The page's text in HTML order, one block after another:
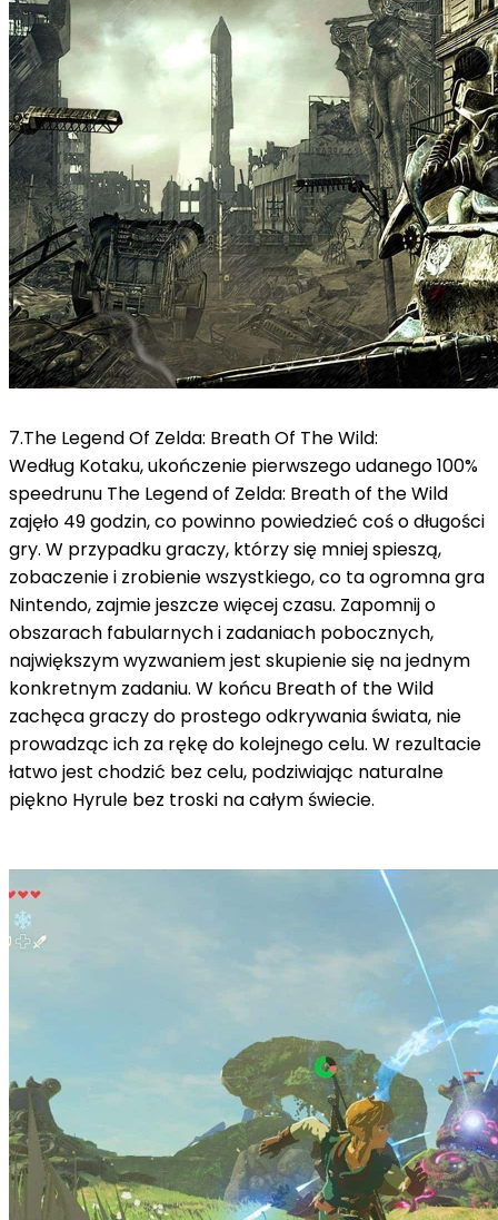
7.The Legend Of Zelda: Breath Of The Wild:
Według Kotaku, ukończenie pierwszego udanego 100%
speedrunu The Legend of Zelda: Breath of the Wild
zajęło 49 godzin, co powinno powiedzieć coś o długości
gry. W przypadku graczy, którzy się mniej spieszą,
zobaczenie i zrobienie wszystkiego, co ta ogromna gra
Nintendo, zajmie jeszcze więcej czasu. Zapomnij o
obszarach fabularnych i zadaniach pobocznych,
największym wyzwaniem jest skupienie się na jednym
konkretnym zadaniu. W końcu Breath of the Wild
zachęca graczy do prostego odkrywania świata, nie
prowadząc ich za rękę do kolejnego celu. W rezultacie
łatwo jest chodzić bez celu, podziwiając naturalne
piękno Hyrule bez troski na całym świecie.